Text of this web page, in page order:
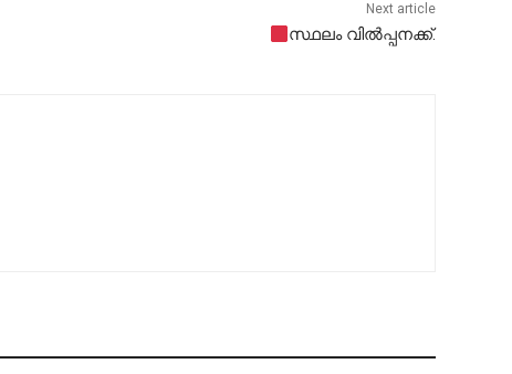
Next article
സ്ഥലം വിൽപ്പനക്ക്.